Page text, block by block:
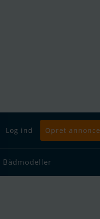
Log ind Opret annonce
Bådmodeller